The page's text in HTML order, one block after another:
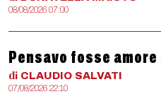
08/08/2026 07:00
Pensavo fosse
di CLAUDIO SALVATI
07/08/2026 22:10